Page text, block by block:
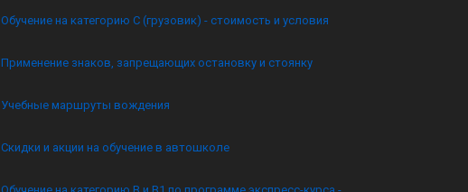
Обучение на категорию C (грузовик) - стоимость и условия
Применение знаков, запрещающих остановку и стоянку
Учебные маршруты вождения
Скидки и акции на обучение в автошколе